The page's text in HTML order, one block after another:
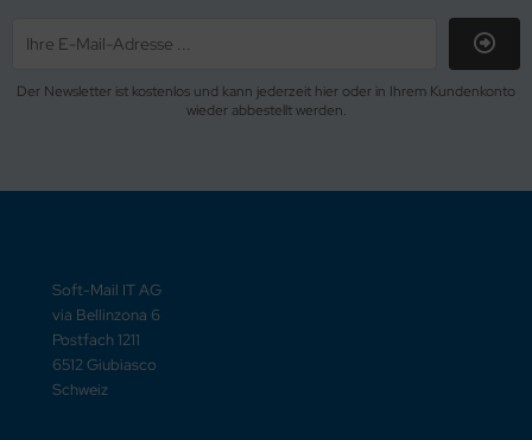
Der Newsletter ist kostenlos und kann jederzeit hier oder in Ihrem Kundenkonto
wieder abbestellt werden.
Soft-Mail IT AG
via Bellinzona 6
Postfach 1211
6512 Giubiasco
Schweiz